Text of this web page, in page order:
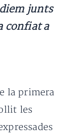
junts
confiat a
la primera
les